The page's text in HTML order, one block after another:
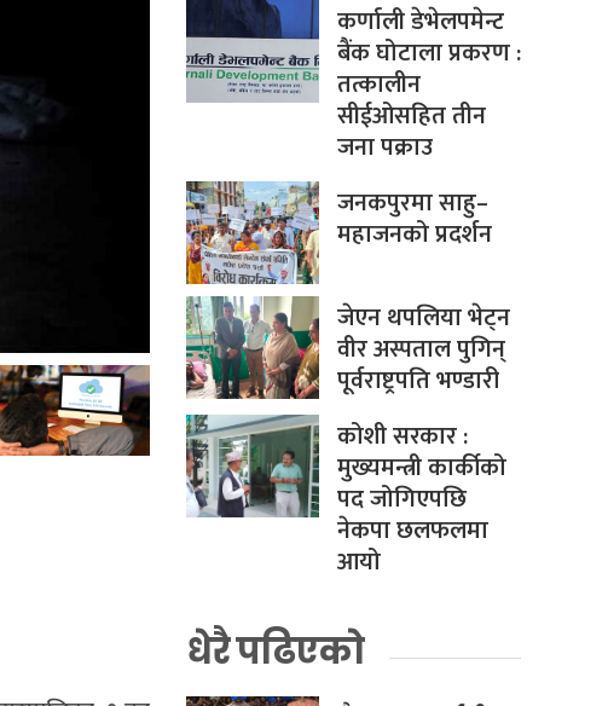
कर्णाली डेभेलपमेन्ट
बैंक घोटाला प्रकरण :
तत्कालीन
सीईओसहित तीन
जना पक्राउ
जनकपुरमा साहु–
महाजनको प्रदर्शन
जेएन थपलिया भेट्न
वीर अस्पताल पुगिन्
पूर्वराष्ट्रपति भण्डारी
कोशी सरकार :
मुख्यमन्त्री कार्कीको
पद जोगिएपछि
नेकपा छलफलमा
आयो
धेरै पढिएको